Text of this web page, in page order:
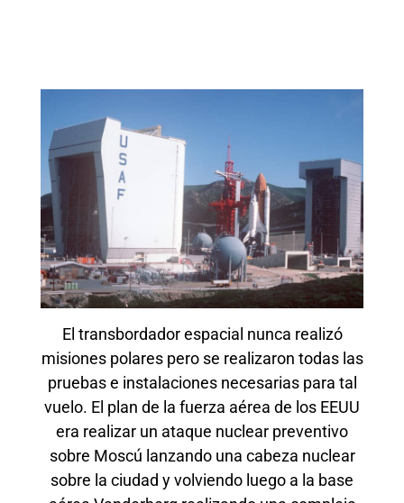
El transbordador espacial nunca realizó
misiones polares pero se realizaron todas las
pruebas e instalaciones necesarias para tal
vuelo. El plan de la fuerza aérea de los EEUU
era realizar un ataque nuclear preventivo
sobre Moscú lanzando una cabeza nuclear
sobre la ciudad y volviendo luego a la base